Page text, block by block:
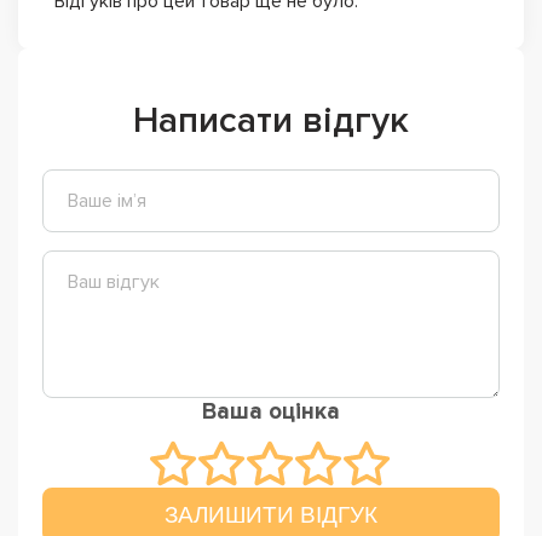
Написати відгук
Ваша оцінка
ЗАЛИШИТИ ВІДГУК